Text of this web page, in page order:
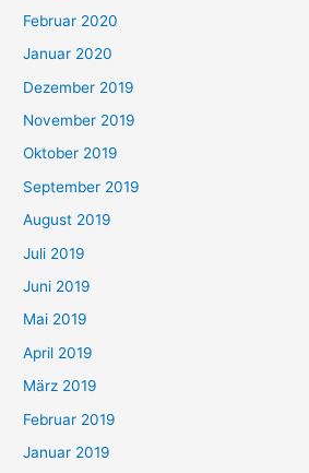
Februar 2020
Januar 2020
Dezember 2019
November 2019
Oktober 2019
September 2019
August 2019
Juli 2019
Juni 2019
Mai 2019
April 2019
März 2019
Februar 2019
Januar 2019